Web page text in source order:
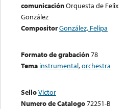
comunicaciónOrquesta de Felix
González
CompositorGonzález, Felipa
Formato de grabación78
Tema instrumental,orchestra
SelloVictor
Numero de Catalogo72251-B